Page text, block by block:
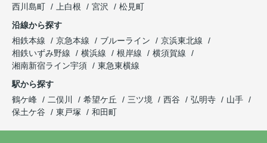
西川島町
上白根 宮沢
松見町
沿線から探す
相鉄本線
京急本線 ブルーライン
京浜東北線
相鉄いずみ野線
横浜線 根岸線
横須賀線
湘南新宿ライン宇須
東急東横線
駅から探す
鶴ケ峰
二俣川 希望ケ丘 三ツ境 西谷 弘明寺
山手
保土ケ谷
東戸塚 和田町